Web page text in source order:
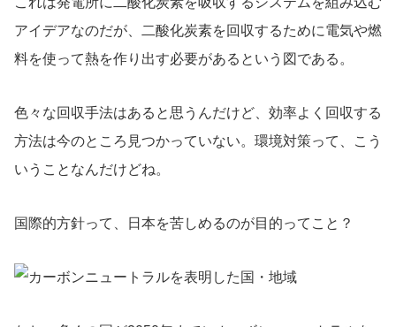
アイデアなのだが、二酸化炭素を回収するために電気や燃
料を使って熱を作り出す必要があるという図である。
色々な回収手法はあると思うんだけど、効率よく回収する
方法は今のところ見つかっていない。環境対策って、こう
いうことなんだけどね。
国際的方針って、日本を苦しめるのが目的ってこと？